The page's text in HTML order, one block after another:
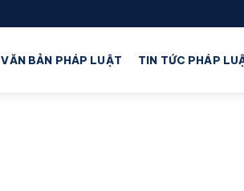
VĂN BẢN PHÁP LUẬT TIN TỨC PHÁP